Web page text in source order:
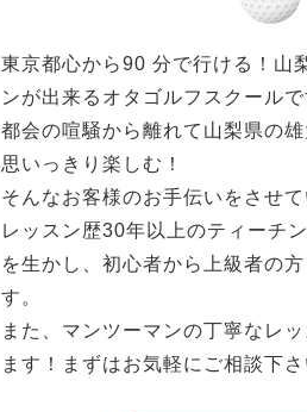
東京都心から90 分で行ける！山
ンが出来るオタゴルフスクールで
都会の喧騒から離れて山梨県の
思いっきり楽しむ！
そんなお客様のお手伝いをさせ
レッスン歴30年以上のティーチ
を生かし、初心者から上級者の
す。
また、マンツーマンの丁寧なレ
ます！まずはお気軽にご相談下さ